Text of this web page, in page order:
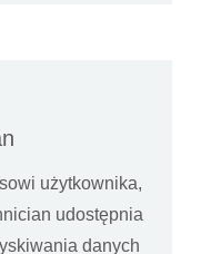
użytkownika,
udostępnia
danych